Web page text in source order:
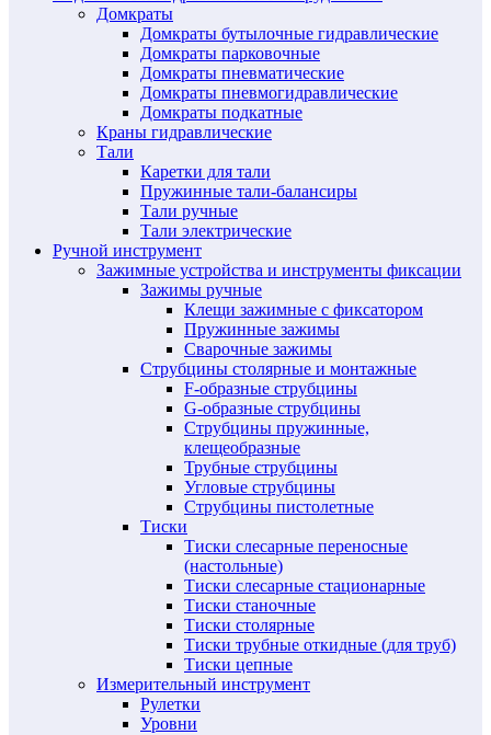
Домкраты
Домкраты бутылочные гидравлические
Домкраты парковочные
Домкраты пневматические
Домкраты пневмогидравлические
Домкраты подкатные
Краны гидравлические
Тали
Каретки для тали
Пружинные тали-балансиры
Тали ручные
Тали электрические
Ручной инструмент
Зажимные устройства и инструменты фиксации
Зажимы ручные
Клещи зажимные с фиксатором
Пружинные зажимы
Сварочные зажимы
Струбцины столярные и монтажные
F-образные струбцины
G-образные струбцины
Струбцины пружинные,
клещеобразные
Трубные струбцины
Угловые струбцины
Струбцины пистолетные
Тиски
Тиски слесарные переносные
(настольные)
Тиски слесарные стационарные
Тиски станочные
Тиски столярные
Тиски трубные откидные (для труб)
Тиски цепные
Измерительный инструмент
Рулетки
Уровни